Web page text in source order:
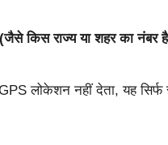
किस राज्य या शहर का नंबर
लोकेशन नहीं देता, यह